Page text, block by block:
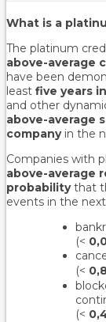
What is a
The platinum
above-average
have been
least five years
and other
above-average
companyin the
Companies with
above-average
probabilitythat
events in the
(<
(<
(<